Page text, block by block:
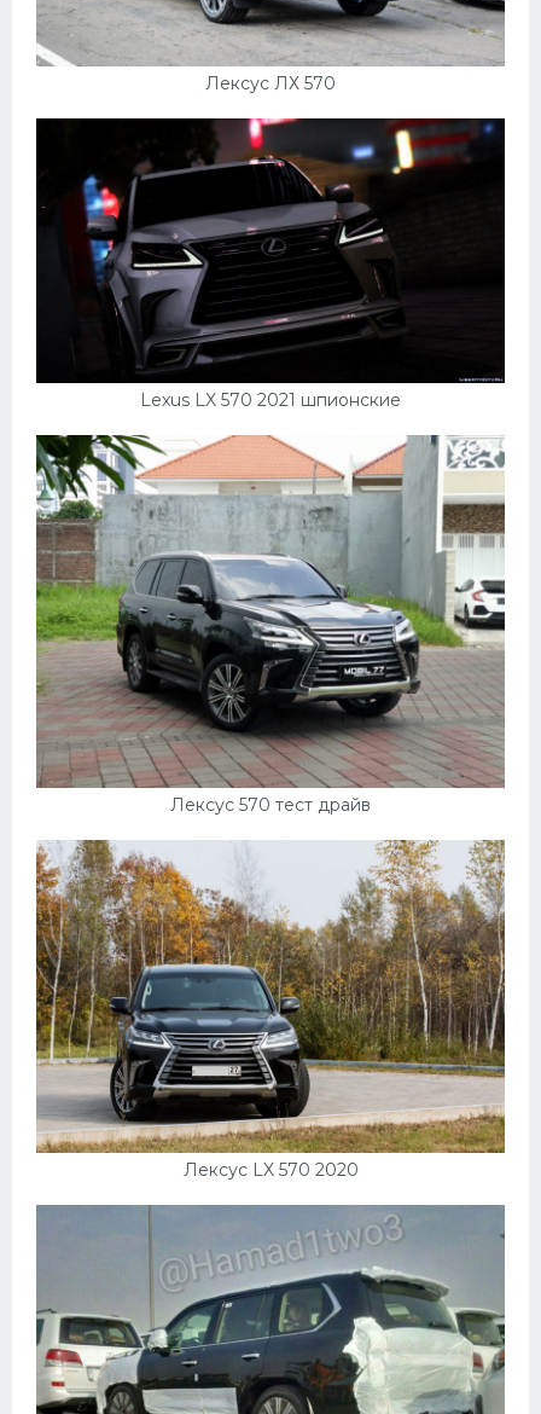
Лексус ЛХ 570
Lexus LX 570 2021 шпионские
Лексус 570 тест драйв
Лексус LX 570 2020